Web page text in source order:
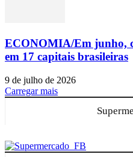
ECONOMIA/Em junho,
em 17 capitais brasileiras
9 de julho de 2026
Carregar mais